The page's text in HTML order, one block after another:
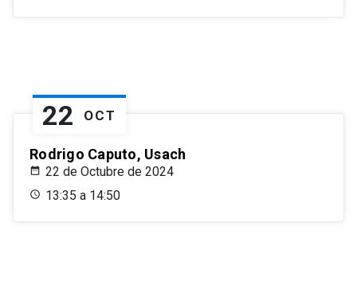
22 OCT
Rodrigo Caputo, Usach
22 de Octubre de 2024
13:35 a 14:50